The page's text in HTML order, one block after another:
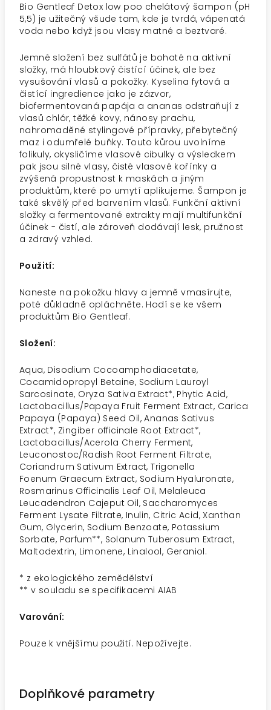
Bio Gentleaf Detox low poo chelátový šampon (pH
5,5) je užitečný všude tam, kde je tvrdá, vápenatá
voda nebo když jsou vlasy matné a beztvaré.
Jemné složení bez sulfátů je bohaté na aktivní
složky, má hloubkový čistící účinek, ale bez
vysušování vlasů a pokožky. Kyselina fytová a
čistící ingredience jako je zázvor,
biofermentovaná papája a ananas odstraňují z
vlasů chlór, těžké kovy, nánosy prachu,
nahromaděné stylingové přípravky, přebytečný
maz i odumřelé buňky. Touto kůrou uvolníme
folikuly, okysličíme vlasové cibulky a výsledkem
pak jsou silné vlasy, čisté vlasové kořínky a
zvýšená propustnost k maskách a jiným
produktům, které po umytí aplikujeme. Šampon je
také skvělý před barvením vlasů. Funkční aktivní
složky a fermentované extrakty mají multifunkční
účinek - čistí, ale zároveň dodávají lesk, pružnost
a zdravý vzhled.
Použití:
Naneste na pokožku hlavy a jemně vmasírujte,
poté důkladně opláchněte. Hodí se ke všem
produktům Bio Gentleaf.
Složení:
Aqua, Disodium Cocoamphodiacetate,
Cocamidopropyl Betaine, Sodium Lauroyl
Sarcosinate, Oryza Sativa Extract*, Phytic Acid,
Lactobacillus/Papaya Fruit Ferment Extract, Carica
Papaya (Papaya) Seed Oil, Ananas Sativus
Extract*, Zingiber officinale Root Extract*,
Lactobacillus/Acerola Cherry Ferment,
Leuconostoc/Radish Root Ferment Filtrate,
Coriandrum Sativum Extract, Trigonella
Foenum Graecum Extract, Sodium Hyaluronate,
Rosmarinus Officinalis Leaf Oil, Melaleuca
Leucadendron Cajeput Oil, Saccharomyces
Ferment Lysate Filtrate, Inulin, Citric Acid, Xanthan
Gum, Glycerin, Sodium Benzoate, Potassium
Sorbate, Parfum**, Solanum Tuberosum Extract,
Maltodextrin, Limonene, Linalool, Geraniol.
* z ekologického zemědělství
** v souladu se specifikacemi AIAB
Varování:
Pouze k vnějšímu použití. Nepožívejte.
Doplňkové parametry